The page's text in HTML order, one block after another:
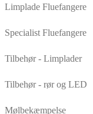
Limplade Fluefangere
Specialist Fluefangere
Tilbehør - Limplader
Tilbehør - rør og LED
Mølbekæmpelse